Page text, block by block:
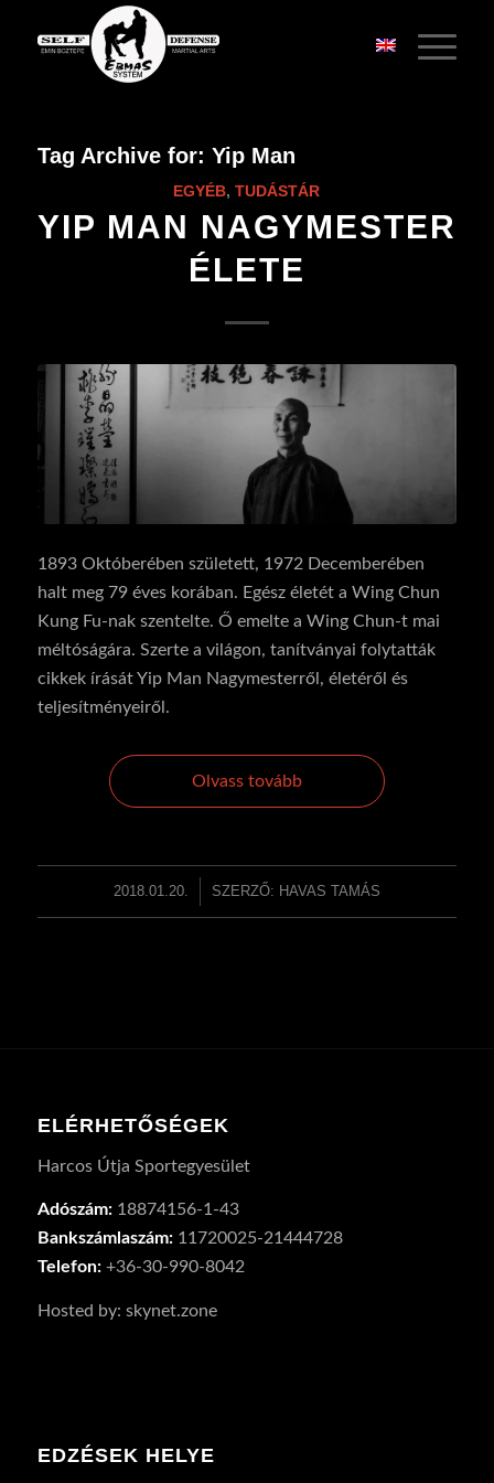
Tag Archive for: Yip Man
EGYÉB,TUDÁSTÁR
YIP MAN NAGYMESTER
ÉLETE
1893 Októberében született, 1972 Decemberében
halt meg 79 éves korában. Egész életét a Wing Chun
Kung Fu-nak szentelte. Ő emelte a Wing Chun-t mai
méltóságára. Szerte a világon, tanítványai folytatták
cikkek írását Yip Man Nagymesterről, életéről és
teljesítményeiről.
Olvass tovább
2018.01.20.
/ SZERZŐ: HAVAS TAMÁS
ELÉRHETŐSÉGEK
Harcos Útja Sportegyesület
Adószám:18874156-1-43
Bankszámlaszám:11720025-21444728
Telefon:+36-30-990-8042
Hosted by: skynet.zone
EDZÉSEK HELYE